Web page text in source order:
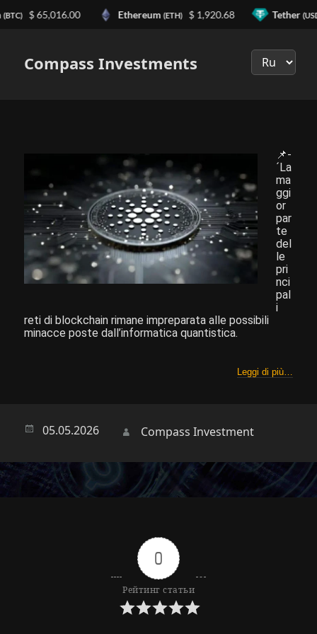
Compass Investments
📌-
´La
ma
ggi
or
par
te
del
le
pri
nci
pal
i
reti di blockchain rimane impreparata alle possibili
minacce poste dall’informatica quantistica.
Leggi di più…
05.05.2026 Автор
Compass Investment
0
Рейтинг статьи
(BTC) $ 65,016.00 Ethereum (ETH) $ 1,920.68 Tether